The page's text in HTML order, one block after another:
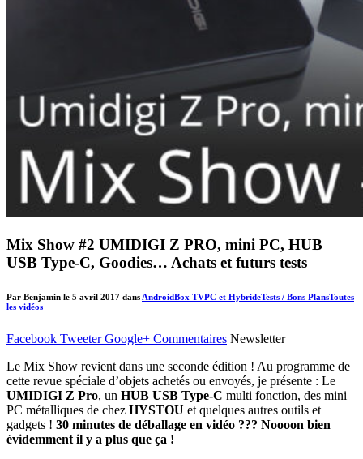
Mix Show #2 UMIDIGI Z PRO, mini PC, HUB
USB Type-C, Goodies… Achats et futurs tests
Par Benjamin le 5 avril 2017 dans AndroidBox TVPC et HybrideTests / Bons PlansToutes
les vidéos
Facebook TweeterGoogle+ Commentaires Newsletter
Le Mix Show revient dans une seconde édition ! Au programme de
cette revue spéciale d’objets achetés ou envoyés, je présente : Le
UMIDIGI Z Pro, un HUB USB Type-C multi fonction, des mini
PC métalliques de chez HYSTOU et quelques autres outils et
gadgets ! 30 minutes de déballage en vidéo ??? Noooon bien
évidemment il y a plus que ça !